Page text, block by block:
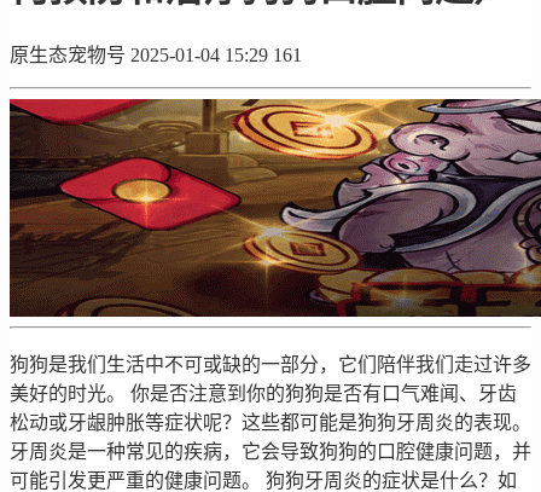
原生态宠物号 2025-01-04 15:29 161
狗狗是我们生活中不可或缺的一部分，它们陪伴我们走过许多
美好的时光。 你是否注意到你的狗狗是否有口气难闻、牙齿
松动或牙龈肿胀等症状呢？这些都可能是狗狗牙周炎的表现。
牙周炎是一种常见的疾病，它会导致狗狗的口腔健康问题，并
可能引发更严重的健康问题。 狗狗牙周炎的症状是什么？如